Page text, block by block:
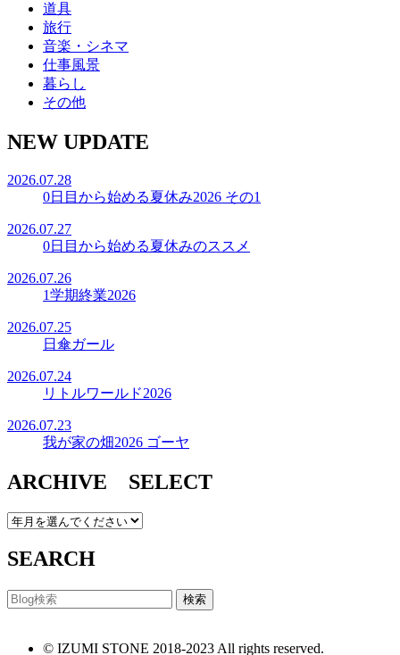
道具
旅行
音楽・シネマ
仕事風景
暮らし
その他
NEW UPDATE
2026.07.28
0日目から始める夏休み2026 その1
2026.07.27
0日目から始める夏休みのススメ
2026.07.26
1学期終業2026
2026.07.25
日傘ガール
2026.07.24
リトルワールド2026
2026.07.23
我が家の畑2026 ゴーヤ
ARCHIVE SELECT
SEARCH
© IZUMI STONE 2018-2023 All rights reserved.